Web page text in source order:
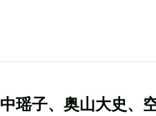
瑶子、奥山大史、